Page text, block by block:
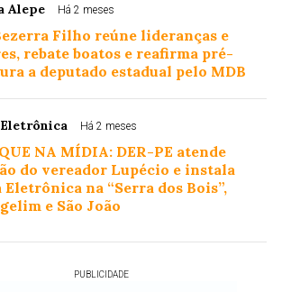
Alepe Há 2 meses
Filho reúne lideranças e
rebate boatos e reafirma pré-
a deputado estadual pelo MDB
Há 2 meses
NA MÍDIA: DER-PE atende
do vereador Lupécio e instala
Eletrônica na “Serra dos Bois”,
e São João
PUBLICIDADE